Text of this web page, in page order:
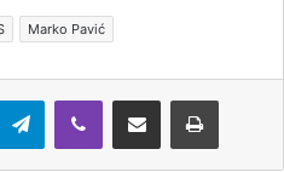
Marko Pavić
Telegram